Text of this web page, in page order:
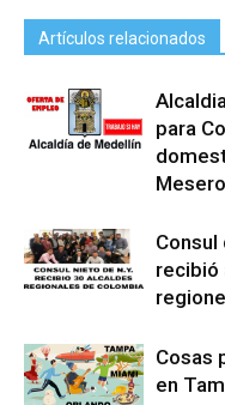
Artículos relacionados
para
Consul
recibió
Cosas
en